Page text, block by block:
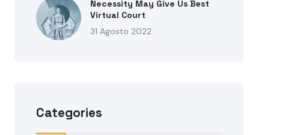
Necessity May Give Us Best
Virtual Court
31 Agosto 2022
Categories